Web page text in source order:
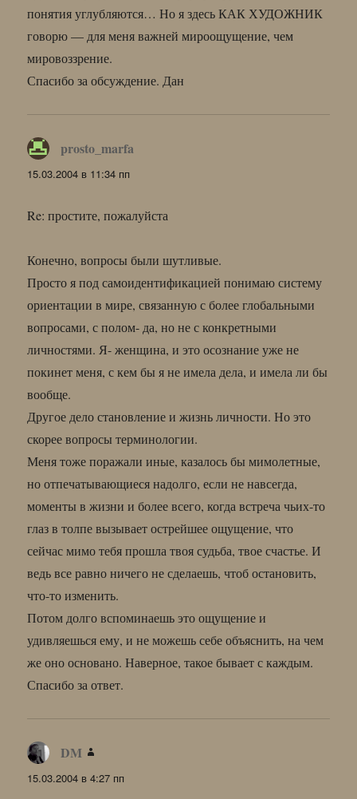
понятия углубляются… Но я здесь КАК ХУДОЖНИК
говорю — для меня важней мироощущение, чем
мировоззрение.
Спасибо за обсуждение. Дан
prosto_marfa
15.03.2004 в 11:34 пп
Re: простите, пожалуйста
Конечно, вопросы были шутливые.
Просто я под самоидентификацией понимаю систему
ориентации в мире, связанную с более глобальными
вопросами, с полом- да, но не с конкретными
личностями. Я- женщина, и это осознание уже не
покинет меня, с кем бы я не имела дела, и имела ли бы
вообще.
Другое дело становление и жизнь личности. Но это
скорее вопросы терминологии.
Меня тоже поражали иные, казалось бы мимолетные,
но отпечатывающиеся надолго, если не навсегда,
моменты в жизни и более всего, когда встреча чьих-то
глаз в толпе вызывает острейшее ощущение, что
сейчас мимо тебя прошла твоя судьба, твое счастье. И
ведь все равно ничего не сделаешь, чтоб остановить,
что-то изменить.
Потом долго вспоминаешь это ощущение и
удивляешься ему, и не можешь себе объяснить, на чем
же оно основано. Наверное, такое бывает с каждым.
Спасибо за ответ.
DM
15.03.2004 в 4:27 пп